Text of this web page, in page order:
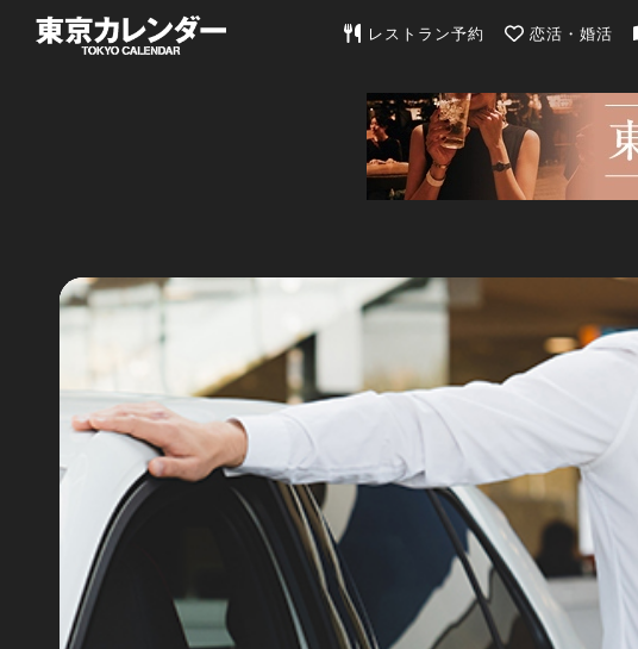
東京カレンダー | 最新のグルメ、洗
レストラン予約 恋活・婚活